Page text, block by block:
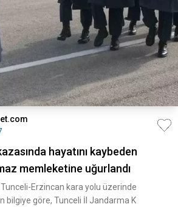
hayatını kaybeden
memleketine uğurlandı
Erzincan kara yolu üzerinde
bilgiye göre, Tunceli İl Jandarma K